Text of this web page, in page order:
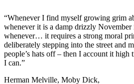
“Whenever I find myself growing grim
whenever it is a damp drizzly November
whenever… it requires a strong moral
deliberately stepping into the street and
people’s hats off – then I account it high
I can.”
Herman Melville, Moby Dick,